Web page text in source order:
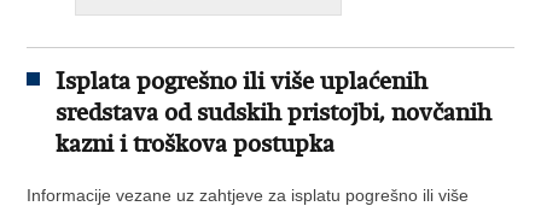
Isplata pogrešno ili više uplaćenih
sredstava od sudskih pristojbi, novčanih
kazni i troškova postupka
Informacije vezane uz zahtjeve za isplatu pogrešno ili više